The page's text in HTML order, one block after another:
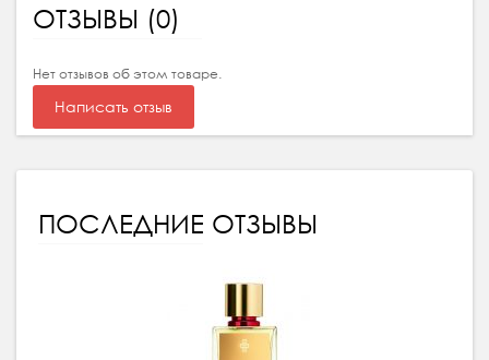
ОТЗЫВЫ (0)
Нет отзывов об этом товаре.
Написать отзыв
ПОСЛЕДНИЕ ОТЗЫВЫ